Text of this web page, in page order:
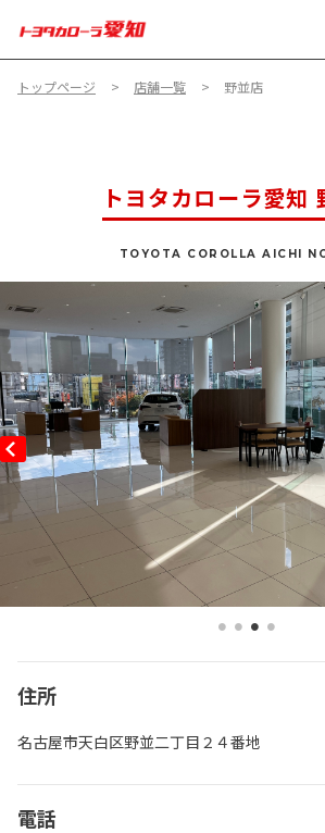
トップページ 店舗一覧 野並店
トヨタカローラ愛知
TOYOTA COROLLA AICHI
住所
名古屋市天白区野並二丁目２４番地
電話